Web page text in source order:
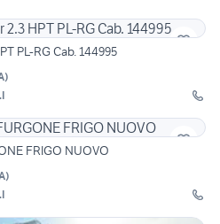
PL-RG Cab. 144995
)
FRIGO NUOVO
)